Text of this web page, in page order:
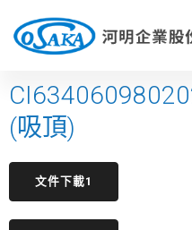
(吸頂)
文件下載1